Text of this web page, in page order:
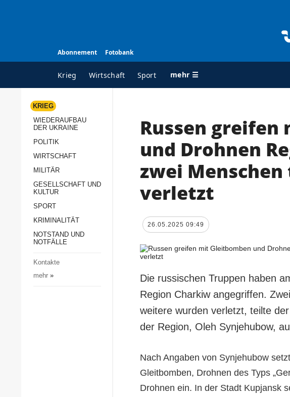
Abonnement Fotobank
Krieg Wirtschaft Sport mehr ☰
ALLE RUBRIKEN
Wiederaufbau der
Politik
Militär
Gesellschaft und Kultur
Notstand und Notfälle
AGENTUR
Über uns
Kontakte
services
KRIEG
WIEDERAUFBAU
DER UKRAINE
POLITIK
WIRTSCHAFT
MILITÄR
GESELLSCHAFT UND
KULTUR
SPORT
KRIMINALITÄT
NOTSTAND UND
NOTFÄLLE
Kontakte
mehr»
Russen
und Drohnen
zwei
verletzt
26.05.2025 09:49
Die russischen Truppen haben
Region Charkiw angegriffen.
weitere wurden verletzt, teilte
der Region, Oleh Synjehubow,
Nach Angaben von Synjehubow
Gleitbomben, Drohnen des Typs
Drohnen ein. In der Stadt Kupjansk